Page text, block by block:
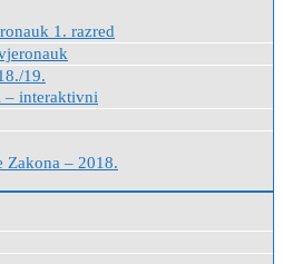
1. razred
19.
– interaktivni
Zakona – 2018.